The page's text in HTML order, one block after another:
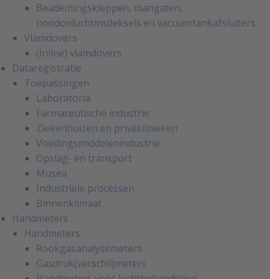
Beademingskleppen, mangaten,
noodonluchtinsdeksels en vacuümtankafsluiters
Vlamdovers
(Inline) vlamdovers
Dataregistratie
Toepassingen
Laboratoria
Farmaceutische industrie
Ziekenhuizen en privéklinieken
Voedingsmiddelenindustrie
Opslag- en transport
Musea
Industriële processen
Binnenklimaat
Handmeters
Handmeters
Rookgasanalysemeters
Gasdruk(verschil)meters